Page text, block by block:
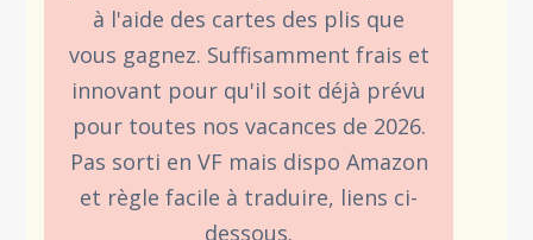
à l'aide des cartes des plis que
vous gagnez. Suffisamment frais et
innovant pour qu'il soit déjà prévu
pour toutes nos vacances de 2026.
Pas sorti en VF mais dispo Amazon
et règle facile à traduire, liens ci-
dessous.